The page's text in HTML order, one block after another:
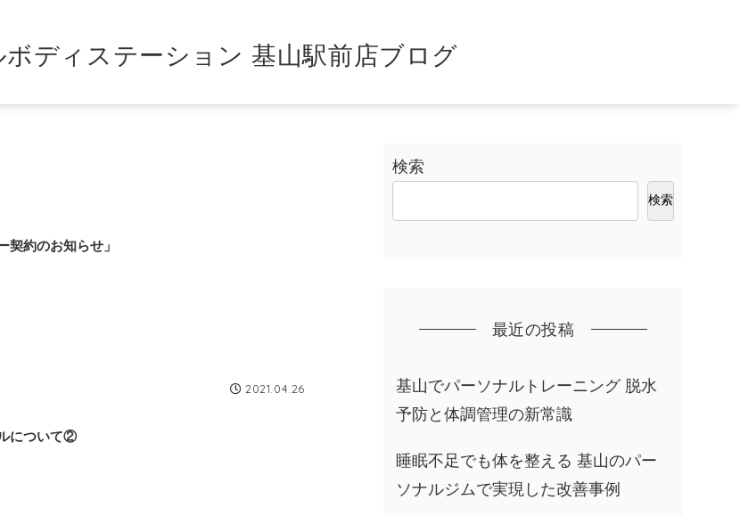
ディステーション 基山駅前店ブログ
契約のお知らせ」
2021.04.26
について②
検索
検索
最近の投稿
基山でパーソナルトレーニング 脱水
予防と体調管理の新常識
睡眠不足でも体を整える 基山のパー
ソナルジムで実現した改善事例